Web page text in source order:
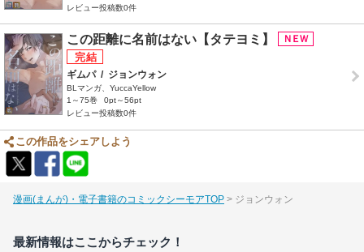
レビュー投稿数0件
この距離に名前はない【タテヨミ】
ギムパ / ジョンウォン
BLマンガ、YuccaYellow
1～75巻
0pt～56pt
レビュー投稿数0件
この作品をシェアしよう
漫画(まんが)・電子書籍のコミックシーモアTOP ジョンウォン
最新情報はここからチェック！